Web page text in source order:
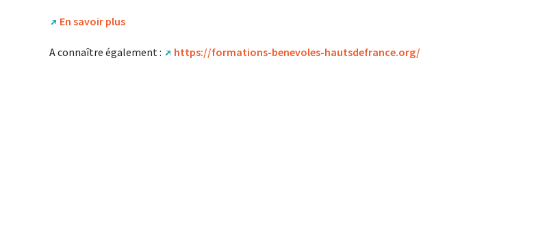
En savoir plus
A connaître également : https://formations-benevoles-hautsdefrance.org/